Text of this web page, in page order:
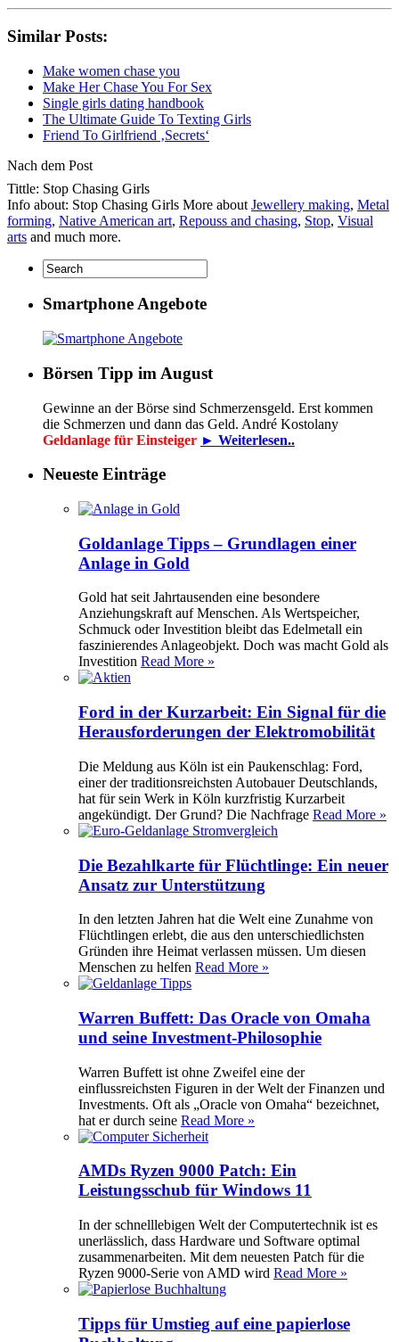
Similar Posts:
Make women chase you
Make Her Chase You For Sex
Single girls dating handbook
The Ultimate Guide To Texting Girls
Friend To Girlfriend ‚Secrets‘
Nach dem Post
Tittle: Stop Chasing Girls
Info about: Stop Chasing Girls More about Jewellery making, Metal
forming, Native American art, Repouss and chasing, Stop, Visual
arts and much more.
Smartphone Angebote
Börsen Tipp im August
Gewinne an der Börse sind Schmerzensgeld. Erst kommen
die Schmerzen und dann das Geld. André Kostolany
Geldanlage für Einsteiger ► Weiterlesen..
Neueste Einträge
Goldanlage Tipps – Grundlagen einer
Anlage in Gold
Gold hat seit Jahrtausenden eine besondere
Anziehungskraft auf Menschen. Als Wertspeicher,
Schmuck oder Investition bleibt das Edelmetall ein
faszinierendes Anlageobjekt. Doch was macht Gold als
Investition Read More »
Ford in der Kurzarbeit: Ein Signal für die
Herausforderungen der Elektromobilität
Die Meldung aus Köln ist ein Paukenschlag: Ford,
einer der traditionsreichsten Autobauer Deutschlands,
hat für sein Werk in Köln kurzfristig Kurzarbeit
angekündigt. Der Grund? Die Nachfrage Read More »
Die Bezahlkarte für Flüchtlinge: Ein neuer
Ansatz zur Unterstützung
In den letzten Jahren hat die Welt eine Zunahme von
Flüchtlingen erlebt, die aus den unterschiedlichsten
Gründen ihre Heimat verlassen müssen. Um diesen
Menschen zu helfen Read More »
Warren Buffett: Das Oracle von Omaha
und seine Investment-Philosophie
Warren Buffett ist ohne Zweifel eine der
einflussreichsten Figuren in der Welt der Finanzen und
Investments. Oft als „Oracle von Omaha“ bezeichnet,
hat er durch seine Read More »
AMDs Ryzen 9000 Patch: Ein
Leistungsschub für Windows 11
In der schnelllebigen Welt der Computertechnik ist es
unerlässlich, dass Hardware und Software optimal
zusammenarbeiten. Mit dem neuesten Patch für die
Ryzen 9000-Serie von AMD wird Read More »
Tipps für Umstieg auf eine papierlose